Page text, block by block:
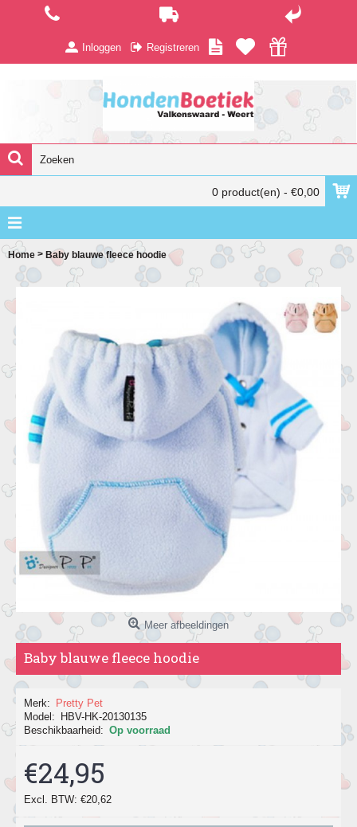
Inloggen Registreren
0 product(en) - €0,00
Home > Baby blauwe fleece hoodie
Meer afbeeldingen
Baby blauwe fleece hoodie
Merk:
Pretty Pet
Model:
HBV-HK-20130135
Beschikbaarheid: Op voorraad
€24,95
Excl. BTW: €20,62